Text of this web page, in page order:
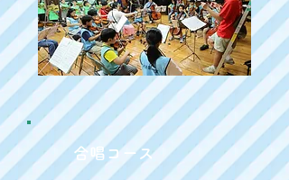
合唱コース